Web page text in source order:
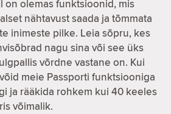
on olemas funktsioonid, mis
nähtavust saada ja tõmmata
inimeste pilke. Leia sõpru, kes
nagu sina või see üks
võrdne vastane on. Kui
meie Passporti funktsiooniga
ja rääkida rohkem kui 40 keeles
võimalik.